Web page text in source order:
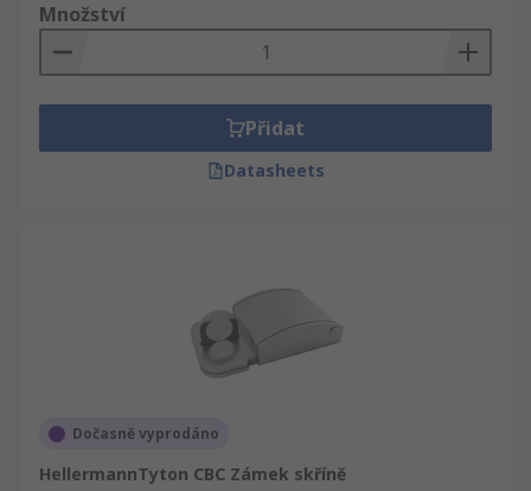
Množství
Přidat
Datasheets
Dočasně vyprodáno
HellermannTyton CBC Zámek skříně